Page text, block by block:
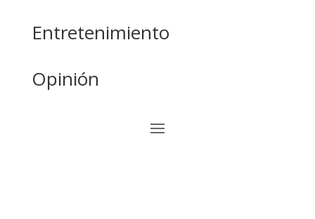
Entretenimiento
Opinión